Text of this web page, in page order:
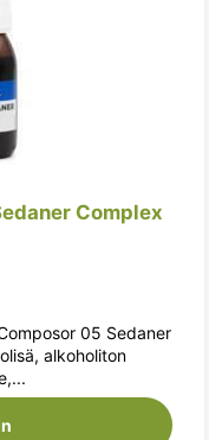
Complex
05 Sedaner
alkoholiton